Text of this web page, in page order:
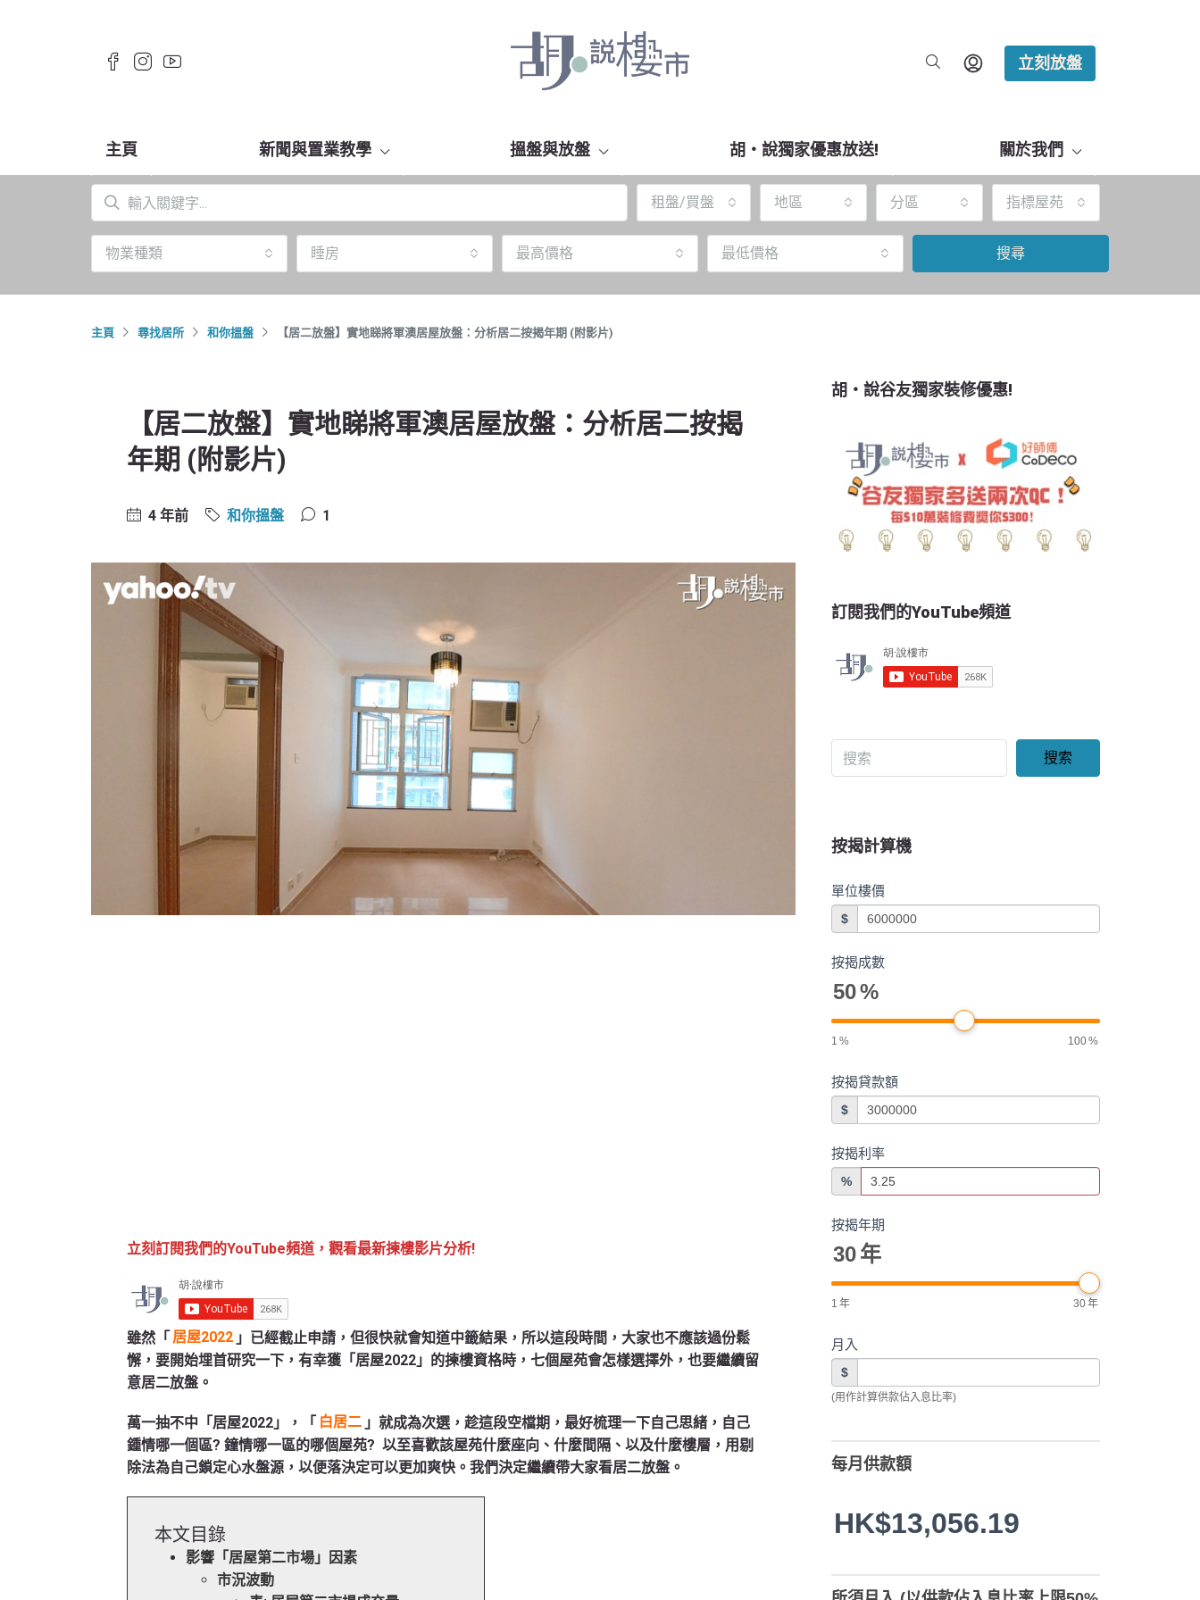
立刻放盤
主頁 新聞與置業教學 搵盤與放盤 胡‧說獨家優惠放送! 關於我們
租盤/買盤 地區 分區 指標屋苑
物業種類 睡房 最高價格 最低價格 搜尋
主頁 尋找居所 和你搵盤 【居二放盤】實地睇將軍澳居屋放盤：分析居二按揭年期 (附影片)
【居二放盤】實地睇將軍澳居屋放盤：分析居二按揭
年期 (附影片)
4 年前 和你搵盤 1
立刻訂閱我們的YouTube頻道，觀看最新揀樓影片分析!
雖然「 居屋2022 」已經截止申請，但很快就會知道中籤結果，所以這段時間，大家也不應該過份鬆
懈，要開始埋首研究一下，有幸獲「居屋2022」的揀樓資格時，七個屋苑會怎樣選擇外，也要繼續留
意居二放盤。
萬一抽不中「居屋2022」，「 白居二 」就成為次選，趁這段空檔期，最好梳理一下自己思緒，自己
鍾情哪一個區? 鐘情哪一區的哪個屋苑? 以至喜歡該屋苑什麼座向、什麼間隔、以及什麼樓層，用剔
除法為自己鎖定心水盤源，以便落決定可以更加爽快。我們決定繼續帶大家看居二放盤。
本文目錄
影響「居屋第二市場」因素
市況波動
胡‧說谷友獨家裝修優惠!
訂閱我們的YouTube頻道
搜索
按揭計算機
單位樓價
$
按揭成數
50%
1 % 100%
按揭貸款額
$
按揭利率
%
按揭年期
30年
1 年 30年
月入
$
(用作計算供款佔入息比率)
每月供款額
HK$13,056.19